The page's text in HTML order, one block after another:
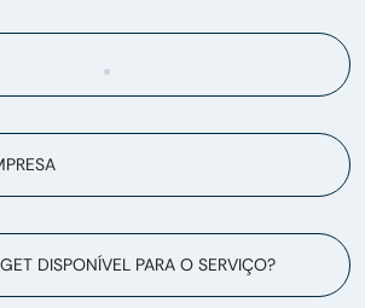
DISPONÍVEL PARA O SERVIÇO?